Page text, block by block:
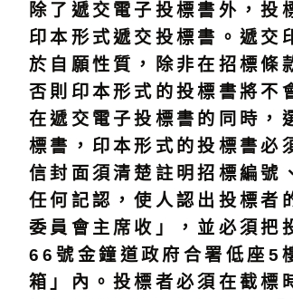
除了遞交電子投標書外，投
印本形式遞交投標書。遞交
於自願性質，除非在招標條
否則印本形式的投標書將不
在遞交電子投標書的同時，
標書，印本形式的投標書必
信封面須清楚註明招標編號
任何記認，使人認出投標者
委員會主席收」，並必須把
66號金鐘道政府合署低座5
箱」內。投標者必須在截標